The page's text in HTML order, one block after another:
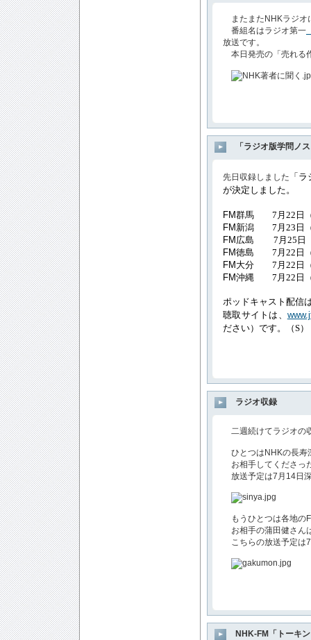
またまたNHKラジオ
番組名はラジオ第一
放送です。
本日発売の「売れる
「ラジオ版学問ノ
先日収録しました 「
が決定しました。
FM群馬 7月22日
FM 新潟 7月23日
FM 広島
7月25日
FM徳島 7月22日
FM 大分 7月22日
FM沖縄 7月22日
ポッドキャスト配信
聴取サイトは 、
ださい）です。（S）
ラジオ収録
二週続けてラジオの
ひとつはNHKの長寿
お相手してくださっ
放送予定は7月14日
もうひとつは各地の
お相手の蒲田健さん
こちらの放送予定は
NHK-FM「トーキ